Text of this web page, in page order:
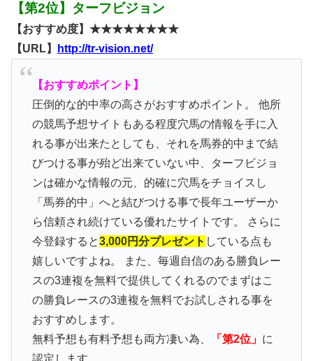
【第2位】ターフビジョン
【おすすめ度】★★★★★★★★
【URL】
http://tr-vision.net/
【おすすめポイント】
圧倒的な的中率の高さがおすすめポイント。 他所
の競馬予想サイトもある程度穴馬の情報を手に入
れる事が出来たとしても、それを馬券的中まで結
びつける事が殆ど出来ていない中、ターフビジョ
ンは確かな情報の元、的確に穴馬をチョイスし
「馬券的中」へと結びつける事で長年ユーザーか
ら信頼され続けている優れたサイトです。 さらに
今登録すると3,000円分プレゼント している点も
嬉しいですよね。 また、毎週自信のある勝負レー
スの3連複を無料で提供してくれるのでまずはこ
の勝負レースの3連複を無料でお試しされる事を
おすすめします。
無料予想も有料予想も両方凄い為、
「第2位」 に
認定します。